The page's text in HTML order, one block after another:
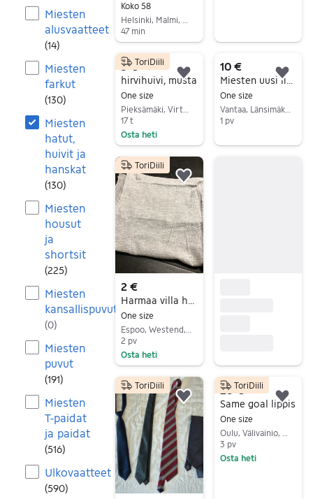
Miesten
alusvaatteet
(14)
Miesten
farkut
(130)
Miesten
hatut,
huivit ja
hanskat
(130)
Miesten
housut
ja
shortsit
(225)
Miesten
kansallispuvut
(0)
Miesten
puvut
(191)
Miesten
T-paidat
ja paidat
(516)
Ulkovaatteet
(590)
Koko 58
47 min
5 €
hirvihuivi, musta
One size
17 t
Osta heti
ToriDiili
Lisää suosikiksi.
10 €
One size
Vantaa, Länsimäki, Uusimaa
1 pv
2 €
One size
2 pv
Osta heti
ToriDiili
Lisää suosikiksi.
ToriDiili
Lisää suosikiksi.
28 €
Same goal lippis
One size
3 pv
Osta heti
ToriDiili